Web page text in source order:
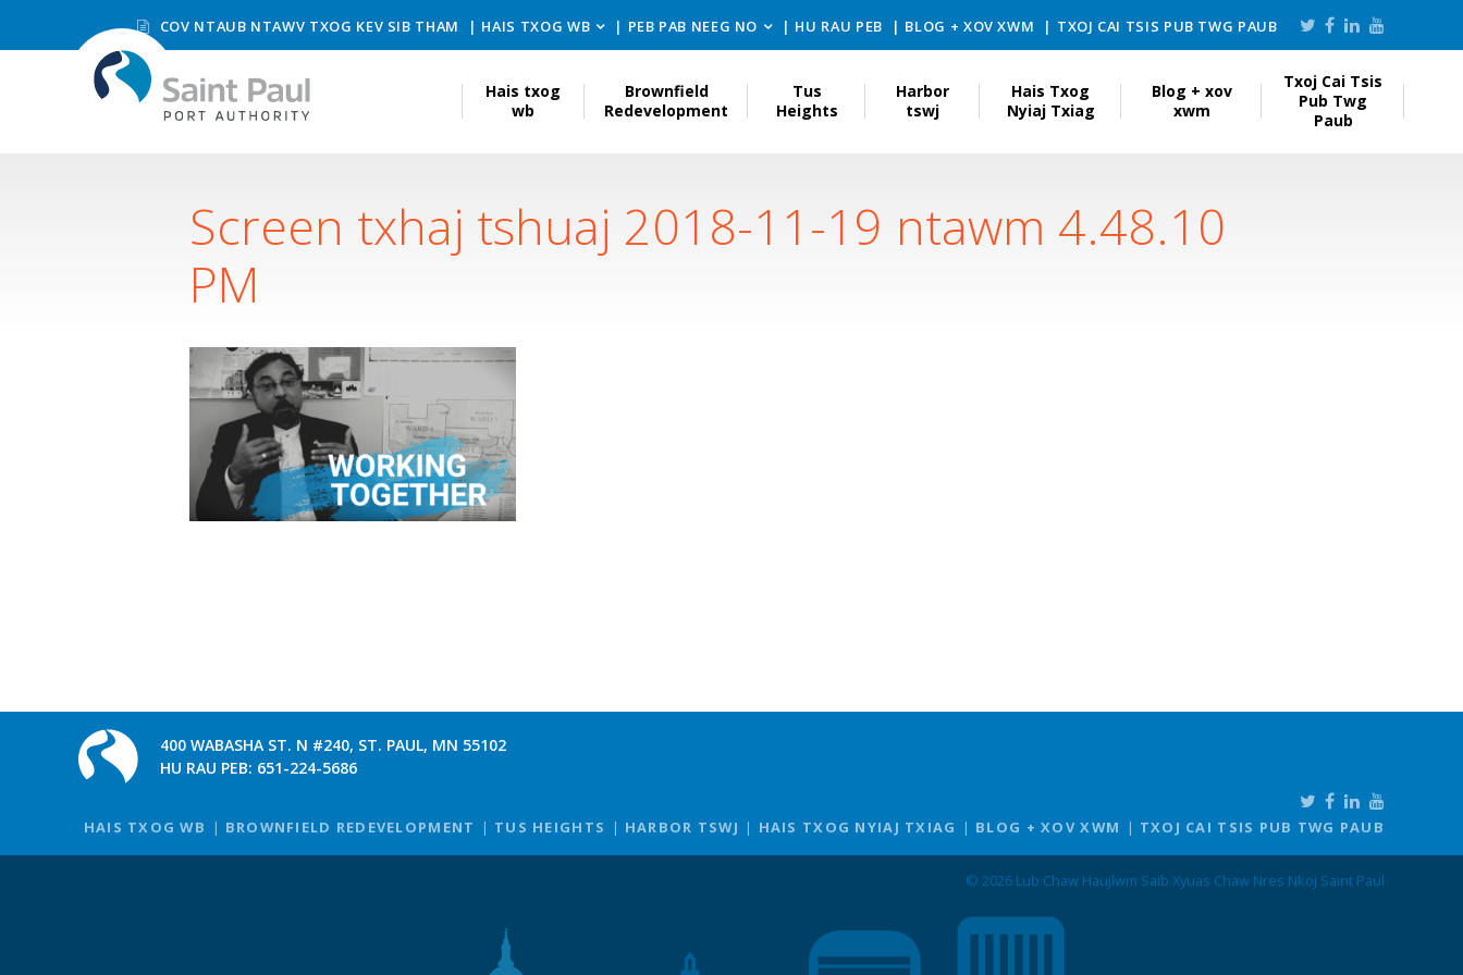
COV NTAUB NTAWV TXOG KEV SIB THAM HAIS TXOG WB PEB PAB NEEG NO HU RAU PEB BLOG + XOV XWM TXOJ CAI TSIS PUB TWG PAUB
Hais txog
wb
Brownfield
Redevelopment
Tus
Heights
Harbor
tswj
Hais Txog
Nyiaj Txiag
Blog + xov
xwm
Txoj Cai Tsis
Pub Twg
Paub
Screen txhaj tshuaj 2018-11-19 ntawm 4.48.10
PM
400 WABASHA ST. N #240, ST. PAUL, MN 55102
HU RAU PEB: 651-224-5686
HAIS TXOG WB BROWNFIELD REDEVELOPMENT TUS HEIGHTS HARBOR TSWJ HAIS TXOG NYIAJ TXIAG BLOG + XOV XWM TXOJ CAI TSIS PUB TWG PAUB
© 2026 Lub Chaw Haujlwm Saib Xyuas Chaw Nres Nkoj Saint Paul